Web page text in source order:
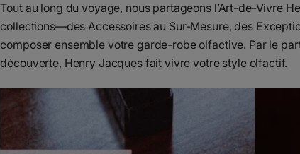
Tout au long du voyage, nous partageons l’Art-de-Vivre
collections—des Accessoires au Sur-Mesure, des
composer ensemble votre garde-robe olfactive. Par le
découverte, Henry Jacques fait vivre votre style olfactif.